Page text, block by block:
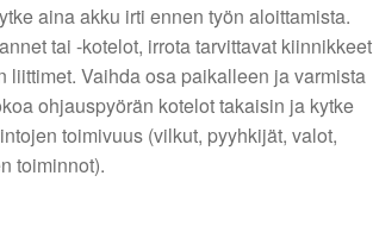
aina akku irti ennen työn aloittamista.
tai -kotelot, irrota tarvittavat kiinnikkeet
liittimet. Vaihda osa paikalleen ja varmista
ohjauspyörän kotelot takaisin ja kytke
toimivuus (vilkut, pyyhkijät, valot,
toiminnot).